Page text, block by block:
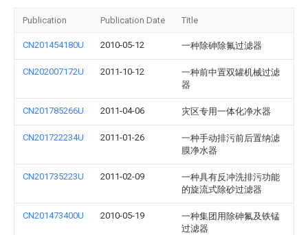
Publication Publication Date Title
CN201454180U 2010-05-12 一种除砷除氟过滤器
CN202007172U 2011-10-12
一种前中置双罐机械过滤
器
CN201785266U 2011-04-06 灾区专用一体化净水器
CN201722234U 2011-01-26
一种手动排污前后置纳滤
膜净水器
CN201735223U 2011-02-09
一种具有反冲洗排污功能
的旋流式除砂过滤器
CN201473400U 2010-05-19
一种集团用除砷氟及铁锰
过滤器